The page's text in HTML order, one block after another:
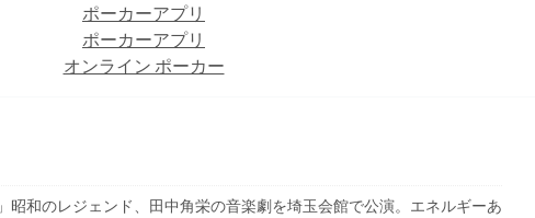
ポーカーアプリ
ポーカーアプリ
オンライン ポーカー
昭和のレジェンド、田中角栄の音楽劇を埼⽟会館で公演。エネルギーあ